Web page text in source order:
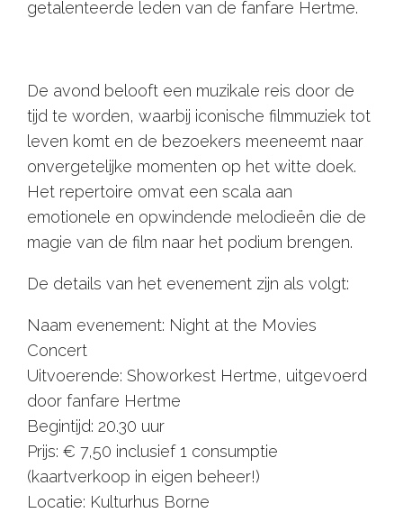
getalenteerde leden van de fanfare Hertme.
De avond belooft een muzikale reis door de
tijd te worden, waarbij iconische filmmuziek tot
leven komt en de bezoekers meeneemt naar
onvergetelijke momenten op het witte doek.
Het repertoire omvat een scala aan
emotionele en opwindende melodieën die de
magie van de film naar het podium brengen.
De details van het evenement zijn als volgt:
Naam evenement: Night at the Movies
Concert
Uitvoerende: Showorkest Hertme, uitgevoerd
door fanfare Hertme
Begintijd: 20.30 uur
Prijs: € 7,50 inclusief 1 consumptie
(kaartverkoop in eigen beheer!)
Locatie: Kulturhus Borne